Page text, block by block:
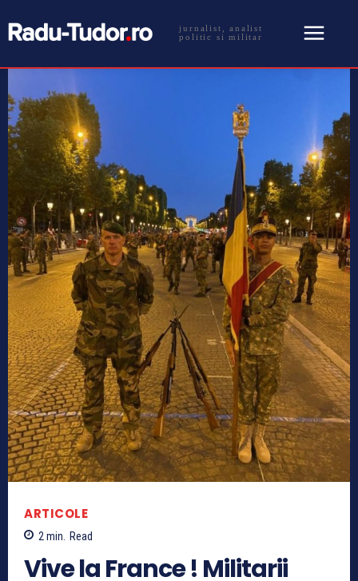
jurnalist, analist
politic si militar
ARTICOLE
2min. Read
Vive la France ! Militarii